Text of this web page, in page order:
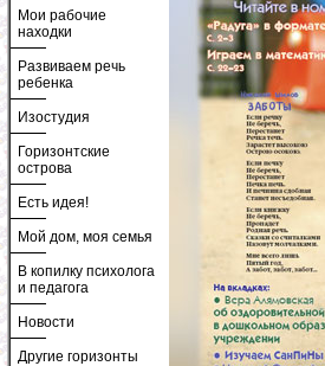
Мои рабочие
находки
Развиваем речь
ребенка
Изостудия
Горизонтские
острова
Есть идея!
Мой дом, моя семья
В копилку психолога
и педагога
Новости
Другие горизонты